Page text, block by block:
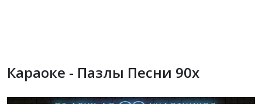
Караоке - Пазлы Песни 90х